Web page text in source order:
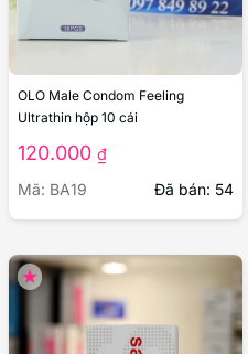
OLO Male Condom Feeling
Ultrathin hộp 10 cái
120.000 ₫
Mã: BA19
Đã bán: 54